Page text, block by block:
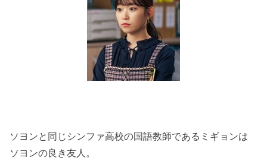
ソヨンと同じシンファ高校の国語教師であるミギョンは
ソヨンの良き友人。